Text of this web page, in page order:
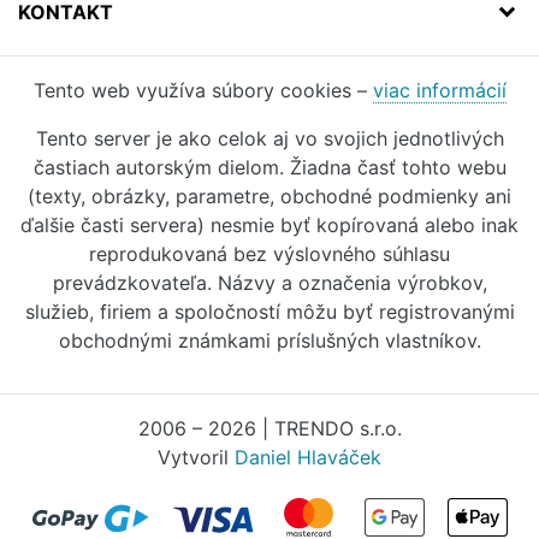
KONTAKT
Tento web využíva súbory cookies – viac informácií
Tento server je ako celok aj vo svojich jednotlivých
častiach autorským dielom. Žiadna časť tohto webu
(texty, obrázky, parametre, obchodné podmienky ani
ďalšie časti servera) nesmie byť kopírovaná alebo inak
reprodukovaná bez výslovného súhlasu
prevádzkovateľa. Názvy a označenia výrobkov,
služieb, firiem a spoločností môžu byť registrovanými
obchodnými známkami príslušných vlastníkov.
2006 – 2026 | TRENDO s.r.o.
Vytvoril Daniel Hlaváček